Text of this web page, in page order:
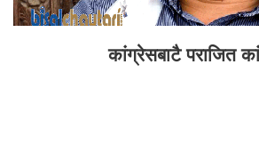
कांग्रेसबाटै पराजित